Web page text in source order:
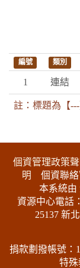
編號 類別
1 連結
註：標題為【
個資管理政策
明 個資聯絡
本系統由
資源中心電話
25137 新
捐款劃撥帳號：
特